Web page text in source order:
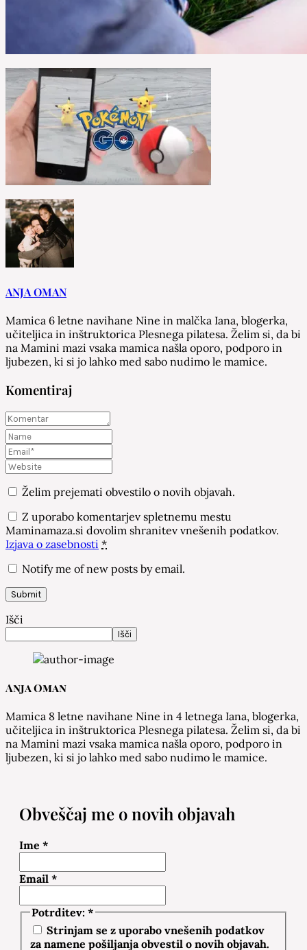
ANJA OMAN
Mamica 6 letne navihane Nine in malčka Iana, blogerka,
učiteljica in inštruktorica Plesnega pilatesa. Želim si, da bi
na Mamini mazi vsaka mamica našla oporo, podporo in
ljubezen, ki si jo lahko med sabo nudimo le mamice.
Komentiraj
Želim prejemati obvestilo o novih objavah.
Z uporabo komentarjev spletnemu mestu
Maminamaza.si dovolim shranitev vnešenih podatkov.
Izjava o zasebnosti *
Notify me of new posts by email.
Išči
Išči
Anja Oman
Mamica 8 letne navihane Nine in 4 letnega Iana, blogerka,
učiteljica in inštruktorica Plesnega pilatesa. Želim si, da bi
na Mamini mazi vsaka mamica našla oporo, podporo in
ljubezen, ki si jo lahko med sabo nudimo le mamice.
Obveščaj me o novih objavah
Ime *
Email *
Potrditev: *
Strinjam se z uporabo vnešenih podatkov
za namene pošiljanja obvestil o novih objavah.